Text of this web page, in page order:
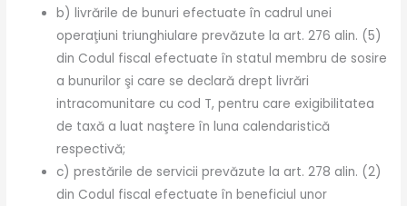
b) livrările de bunuri efectuate în cadrul unei
operaţiuni triunghiulare prevăzute la art. 276 alin. (5)
din Codul fiscal efectuate în statul membru de sosire
a bunurilor şi care se declară drept livrări
intracomunitare cu cod T, pentru care exigibilitatea
de taxă a luat naştere în luna calendaristică
respectivă;
c) prestările de servicii prevăzute la art. 278 alin. (2)
din Codul fiscal efectuate în beneficiul unor